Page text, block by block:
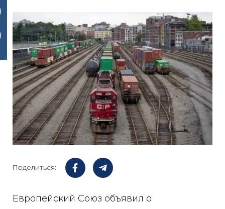
Поделиться:
Европейский Союз объявил о